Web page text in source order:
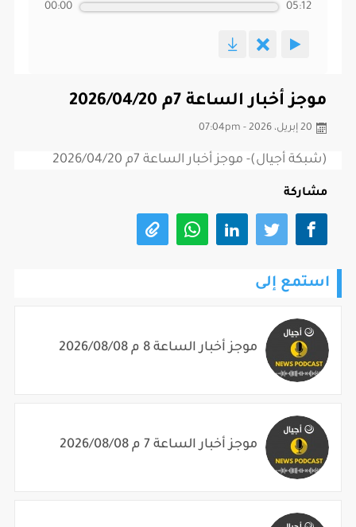
00:00 05:12
موجز أخبار الساعة 7م 2026/04/20
20 إبريل، 2026 - 07:04pm
(شبكة أجيال)- موجز أخبار الساعة 7م 2026/04/20
مشاركة
استمع إلى
موجز أخبار الساعة 8 م 2026/08/08
موجز أخبار الساعة 7 م 2026/08/08